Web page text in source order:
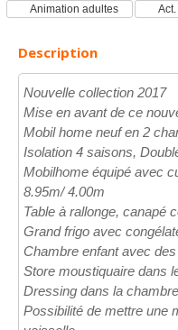
Animation adultes
Description
Nouvelle collection 2017
Mise en avant de ce
Mobil home neuf en 2
Isolation 4 saisons,
Mobilhome équipé avec
8.95m/ 4.00m
Table à rallonge, canapé
Grand frigo avec
Chambre enfant avec
Store moustiquaire dans
Dressing dans la
Possibilité de mettre une